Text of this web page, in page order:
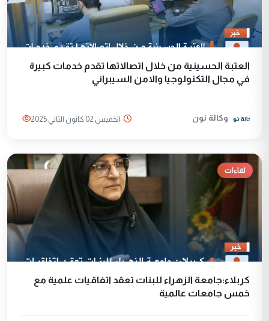
العتبة الحسينية من خلال اتصالاتها تقدم خدمات كبيرة
في مجال التكنولوجيا والامن السيبراني
وكالة نون الخميس 02 كانون الثاني 2025
لقاءات
كربلاء:جامعة الزهراء للبنات تعقد اتفاقيات علمية مع
خمس جامعات عالمية